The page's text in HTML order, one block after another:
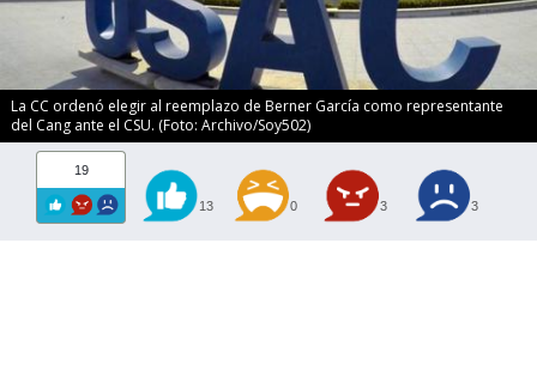
La CC ordenó elegir al reemplazo de Berner García como representante
del Cang ante el CSU. (Foto: Archivo/Soy502)
19
13 0 3 3